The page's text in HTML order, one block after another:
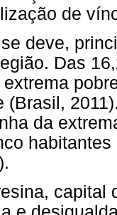
de
deve,
Das
(Brasil,
da
capital